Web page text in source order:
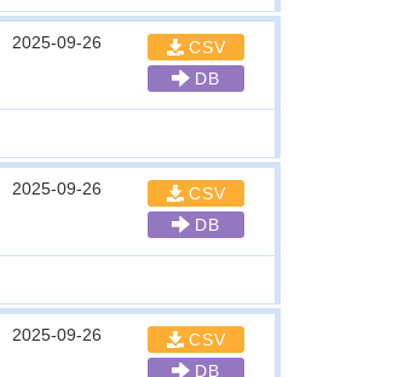
2025-09-26
CSV
DB
2025-09-26
CSV
DB
2025-09-26
CSV
DB